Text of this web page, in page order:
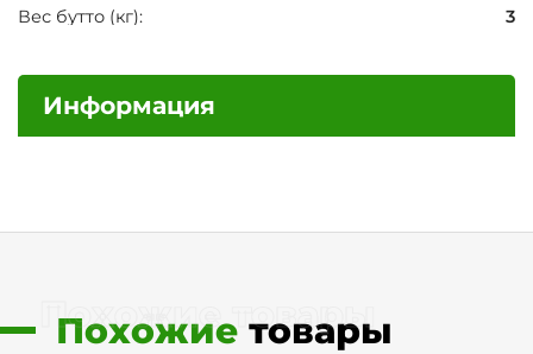
Вес бутто (кг):
3
Информация
Похожие товары
Похожие товары